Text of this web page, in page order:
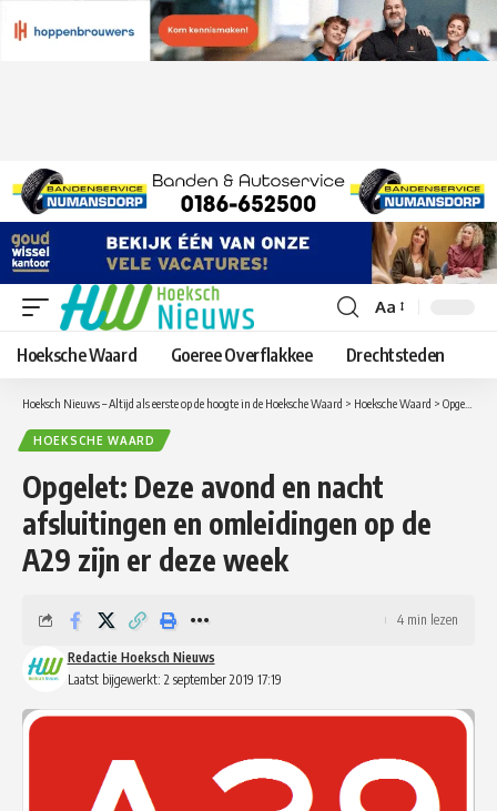
Lettergrootte
aanpassen
Aa
Hoeksche Waard Goeree Overflakkee Drechtsteden
Hoeksch Nieuws – Altijd als eerste op de hoogte in de Hoeksche Waard > Hoeksche Waard > Opgelet: Deze avond en nacht afsluitingen en omleidingen op de A29 zijn er deze week
HOEKSCHE WAARD
Opgelet: Deze avond en nacht
afsluitingen en omleidingen op de
A29 zijn er deze week
Laatst bijgewerkt: 2 september 2019 17:19
Redactie Hoeksch Nieuws
4 min lezen